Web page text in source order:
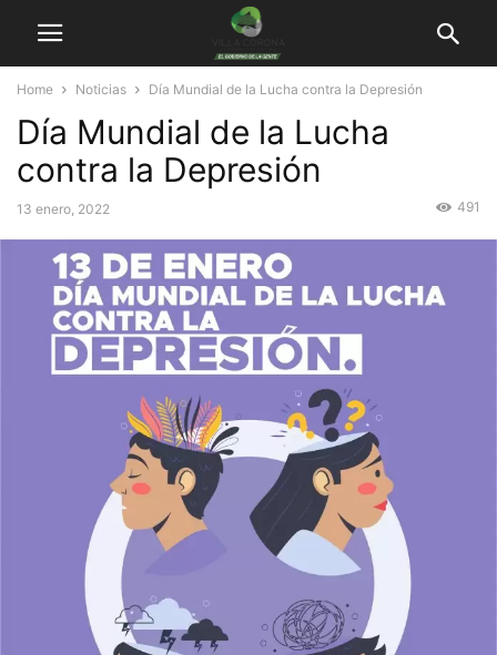
Home Noticias Día Mundial de la Lucha contra la Depresión
Día Mundial de la Lucha
contra la Depresión
13 enero, 2022 491